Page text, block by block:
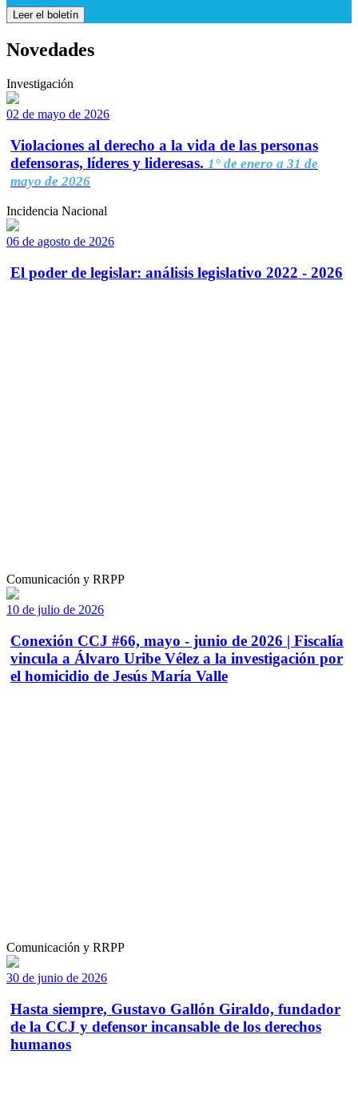
Leer el boletín
Novedades
Investigación
02 de mayo de 2026
Violaciones al derecho a la vida de las personas
defensoras, líderes y lideresas. 1° de enero a 31 de
mayo de 2026
Incidencia Nacional
06 de agosto de 2026
El poder de legislar: análisis legislativo 2022 - 2026
Comunicación y RRPP
10 de julio de 2026
Conexión CCJ #66, mayo - junio de 2026 | Fiscalía
vincula a Álvaro Uribe Vélez a la investigación por
el homicidio de Jesús María Valle
Comunicación y RRPP
30 de junio de 2026
Hasta siempre, Gustavo Gallón Giraldo, fundador
de la CCJ y defensor incansable de los derechos
humanos